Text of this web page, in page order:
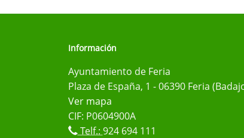
Información
Ayuntamiento de Feria
Plaza de España, 1 - 06390 Feria
Ver mapa
CIF: P0604900A
Telf.: 924 694 111